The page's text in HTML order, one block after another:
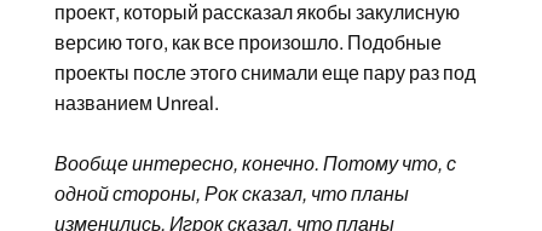
проект, который рассказал якобы закулисную
версию того, как все произошло. Подобные
проекты после этого снимали еще пару раз под
названием Unreal.
Вообще интересно, конечно. Потому что, с
одной стороны, Рок сказал, что планы
изменились. Игрок сказал, что планы